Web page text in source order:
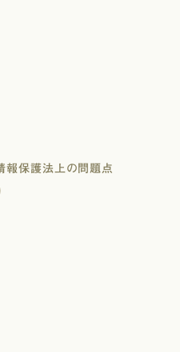
報保護法上の問題点